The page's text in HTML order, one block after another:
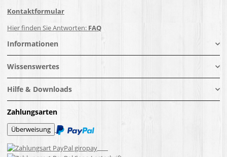
Kontaktformular
Hier finden Sie Antworten: FAQ
Informationen
Wissenswertes
Hilfe & Downloads
Zahlungsarten